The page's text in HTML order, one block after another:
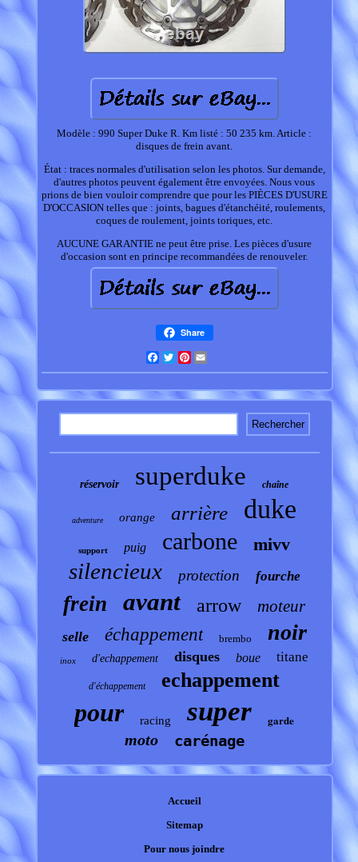
Modèle : 990 Super Duke R. Km listé : 50 235 km. Article :
disques de frein avant.
État : traces normales d'utilisation selon les photos. Sur demande,
d'autres photos peuvent également être envoyées. Nous vous
prions de bien vouloir comprendre que pour les PIÈCES D'USURE
D'OCCASION telles que : joints, bagues d'étanchéité, roulements,
coques de roulement, joints toriques, etc.
AUCUNE GARANTIE ne peut être prise. Les pièces d'usure
d'occasion sont en principe recommandées de renouveler.
Share
Facebook
TwitterPinterest
réservoir superduke chaîne
adventure orange arrière duke
support puig carbone mivv
silencieux protection fourche
frein avant arrow moteur
selle échappement brembo noir
inox d'echappement disques boue titane
d'échappement echappement
pour racing super garde
moto carénage
Accueil
Sitemap
Pour nous joindre